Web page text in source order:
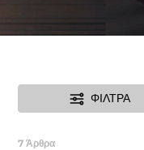
ΦΊΛΤΡΑ
7 Άρθρα